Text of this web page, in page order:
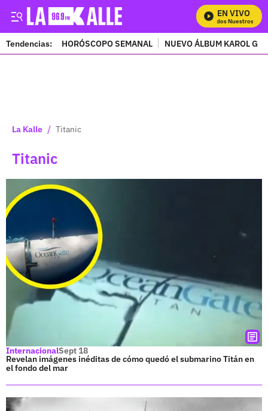
EN VIVO
Mira Todos Nuestros
Tendencias: HORÓSCOPO SEMANAL NUEVO ÁLBUM KAROL G
La Kalle / Titanic
Titanic
InternacionalSept 18
Revelan imágenes inéditas de cómo quedó el submarino Titán en
el fondo del mar